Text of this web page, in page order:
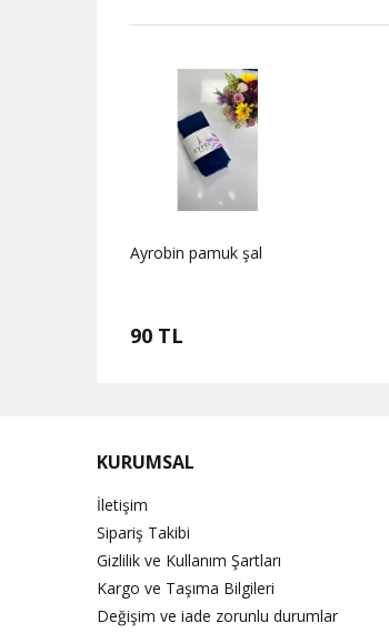
Ayrobin pamuk şal
90 TL
KURUMSAL
İletişim
Sipariş Takibi
Gizlilik ve Kullanım Şartları
Kargo ve Taşıma Bilgileri
Değişim ve iade zorunlu durumlar